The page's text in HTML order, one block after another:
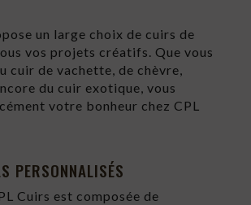
un large choix de cuirs de
vos projets créatifs. Que vous
cuir de vachette, de chèvre,
du cuir exotique, vous
votre bonheur chez CPL
PERSONNALISÉS
Cuirs est composée de